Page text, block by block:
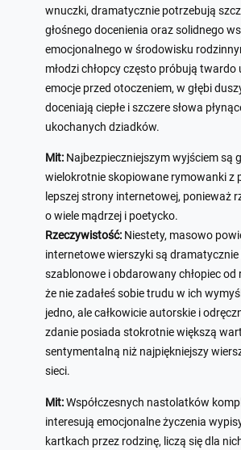
wnuczki, dramatycznie potrzebują
głośnego docenienia oraz solidnego
emocjonalnego w środowisku
młodzi chłopcy często próbują
emocje przed otoczeniem, w głębi
doceniają ciepłe i szczere słowa
ukochanych dziadków.
Mit: Najbezpieczniejszym wyjściem są
wielokrotnie skopiowane rymowanki z
lepszej strony internetowej, ponieważ
o wiele mądrzej i poetycko.
Rzeczywistość: Niestety, masowo
internetowe wierszyki są dramatycznie
szablonowe i obdarowany chłopiec od
że nie zadałeś sobie trudu w ich
jedno, ale całkowicie autorskie i
zdanie posiada stokrotnie większą
sentymentalną niż najpiękniejszy
sieci.
Mit:Współczesnych nastolatków
interesują emocjonalne życzenia
kartkach przez rodzinę, liczą się dla